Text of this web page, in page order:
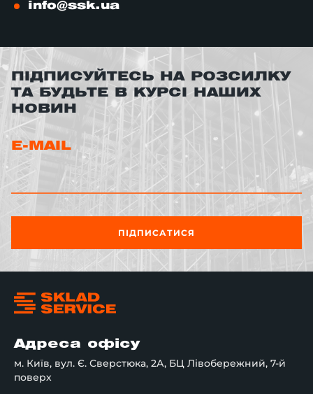
info@ssk.ua
ПІДПИСУЙТЕСЬ НА РОЗСИЛКУ
ТА БУДЬТЕ В КУРСІ НАШИХ
НОВИН
E-MAIL
ПІДПИСАТИСЯ
Адреса офісу
м. Київ, вул. Є. Сверстюка, 2А, БЦ Лівобережний, 7-й
поверх